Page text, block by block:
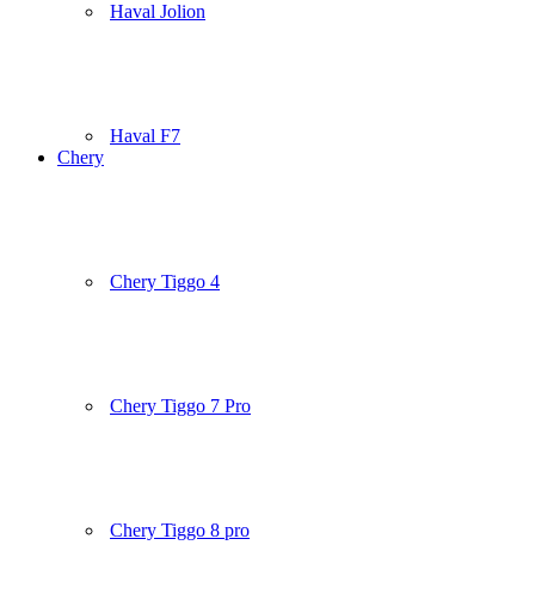
Haval Jolion
Haval F7
Chery
Chery Tiggo 4
Chery Tiggo 7 Pro
Chery Tiggo 8 pro